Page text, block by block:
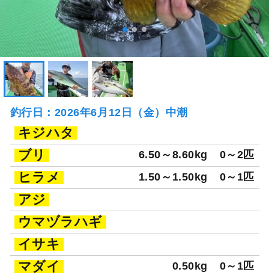
釣行日：2026年6月12日（金）中潮
キジハタ
ブリ
6.50～8.60kg 0～2匹
ヒラメ 1.50～1.50kg 0～1匹
アジ
ウマヅラハギ
イサキ
マダイ
0.50kg 0～1匹